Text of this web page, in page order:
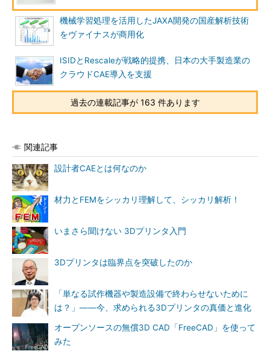
機械学習処理を活用したJAXA開発の国産解析技術
をヴァイナスが商用化
ISIDとRescaleが戦略的提携、日本の大手製造業の
クラウドCAE導入を支援
過去の連載記事が 163 件あります
関連記事
設計者CAEとは何なのか
材力とFEMをシッカリ理解して、シッカリ解析！
いまさら聞けない 3Dプリンタ入門
3Dプリンタは臨界点を突破したのか
「単なる試作機器や製造設備で終わらせないために
は？」――今、求められる3Dプリンタの真価と進化
オープンソースの無償3D CAD「FreeCAD」を使って
みた